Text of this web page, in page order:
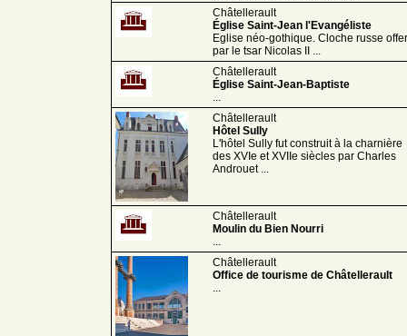
Châtellerault
Église Saint-Jean l'Evangéliste
Eglise néo-gothique. Cloche russe
par le tsar Nicolas II ...
Châtellerault
Église Saint-Jean-Baptiste
...
Châtellerault
Hôtel Sully
L'hôtel Sully fut construit à la charnière
des XVIe et XVIIe siècles par Charles
Androuet ...
Châtellerault
Moulin du Bien Nourri
...
Châtellerault
Office de tourisme de Châtellerault
...